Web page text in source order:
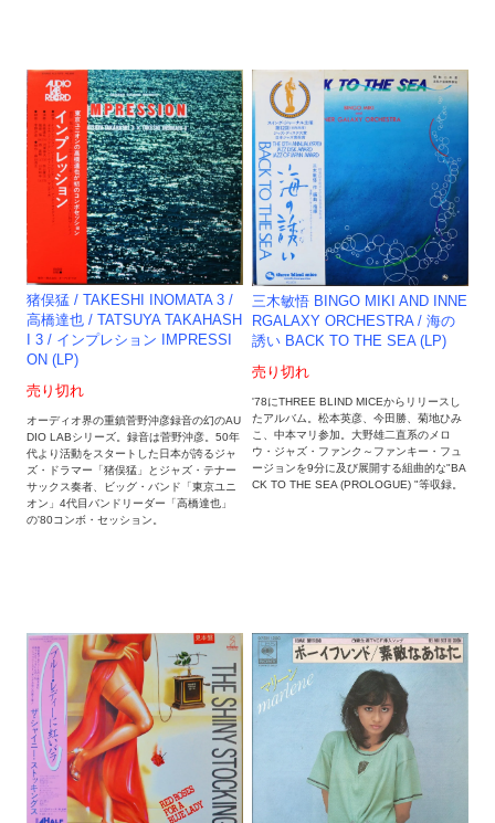
猪俣猛 / TAKESHI INOMATA 3 /
高橋達也 / TATSUYA TAKAHASH
I 3 / インプレション IMPRESSI
ON (LP)
売り切れ
オーディオ界の重鎮菅野沖彦録音の幻のAU
DIO LABシリーズ。録音は菅野沖彦。50年
代より活動をスタートした日本が誇るジャ
ズ・ドラマー「猪俣猛」とジャズ・テナー
サックス奏者、ビッグ・バンド「東京ユニ
オン」4代目バンドリーダー「高橋達也」
の'80コンボ・セッション。
三木敏悟 BINGO MIKI AND INNE
RGALAXY ORCHESTRA / 海の
誘い BACK TO THE SEA (LP)
売り切れ
'78にTHREE BLIND MICEからリリースし
たアルバム。松本英彦、今田勝、菊地ひみ
こ、中本マリ参加。大野雄二直系のメロ
ウ・ジャズ・ファンク～ファンキー・フュ
ージョンを9分に及び展開する組曲的な"BA
CK TO THE SEA (PROLOGUE) "等収録。